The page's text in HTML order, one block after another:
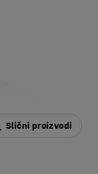
Slični proizvodi